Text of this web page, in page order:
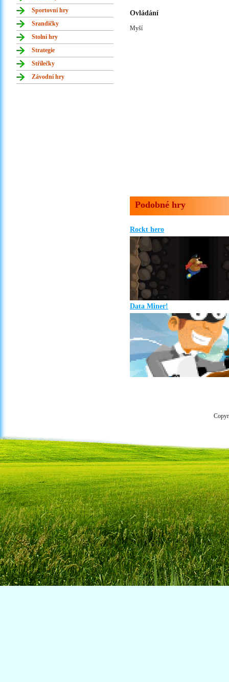
Sportovní hry
Srandičky
Stolní hry
Strategie
Střílečky
Závodní hry
Ovládání
Myší
Podobné hry
Rockt hero
Data Miner!